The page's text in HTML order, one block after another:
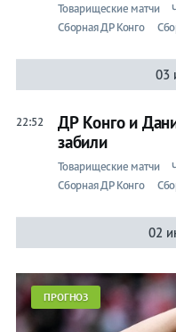
Товарищеские матчи
Сборная ДР Конго
03
22:52
ДР Конго и
забили
Товарищеские матчи
Сборная ДР Конго
02
ПРОГНОЗ